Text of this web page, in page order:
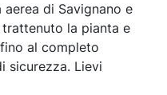
di Savignano e
la pianta e
al completo
sicurezza. Lievi